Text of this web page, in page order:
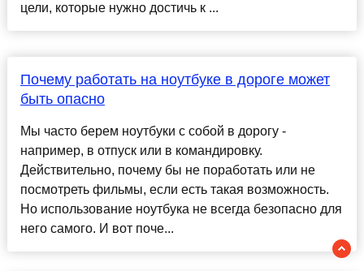
цели, которые нужно достичь к ...
Почему работать на ноутбуке в дороге может
быть опасно
Мы часто берем ноутбуки с собой в дорогу -
например, в отпуск или в командировку.
Действительно, почему бы не поработать или не
посмотреть фильмы, если есть такая возможность.
Но использование ноутбука не всегда безопасно для
него самого. И вот поче...